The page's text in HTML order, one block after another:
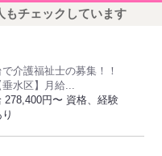
もチェックしています
介護福祉士の募集！！
垂水区】月給...
278,400円〜 資格、経験